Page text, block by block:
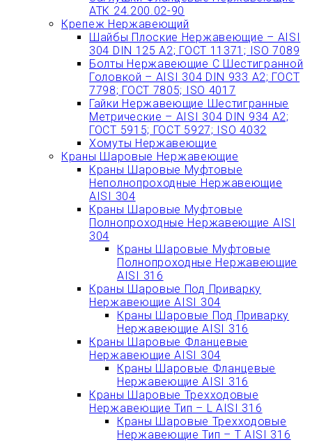
АТК 24.200.02-90
Крепеж Нержавеющий
Шайбы Плоские Нержавеющие – AISI
304 DIN 125 A2; ГОСТ 11371; ISO 7089
Болты Нержавеющие С Шестигранной
Головкой – AISI 304 DIN 933 A2; ГОСТ
7798; ГОСТ 7805; ISO 4017
Гайки Нержавеющие Шестигранные
Метрические – AISI 304 DIN 934 А2;
ГОСТ 5915; ГОСТ 5927; ISO 4032
Хомуты Нержавеющие
Краны Шаровые Нержавеющие
Краны Шаровые Муфтовые
Неполнопроходные Нержавеющие
AISI 304
Краны Шаровые Муфтовые
Полнопроходные Нержавеющие AISI
304
Краны Шаровые Муфтовые
Полнопроходные Нержавеющие
AISI 316
Краны Шаровые Под Приварку
Нержавеющие AISI 304
Краны Шаровые Под Приварку
Нержавеющие AISI 316
Краны Шаровые Фланцевые
Нержавеющие AISI 304
Краны Шаровые Фланцевые
Нержавеющие AISI 316
Краны Шаровые Трехходовые
Нержавеющие Тип – L AISI 316
Краны Шаровые Трехходовые
Нержавеющие Тип – T AISI 316